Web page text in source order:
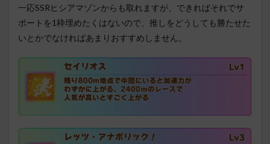
一応SSRヒシアマゾンからも取れますが、できればそれでサ
ポートを1枠埋めたくはないので、推しをどうしても勝たせた
いとかでなければあまりおすすめしません。